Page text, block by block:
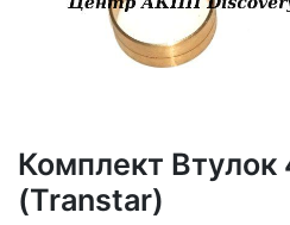
Комплект Втулок
(Transtar)